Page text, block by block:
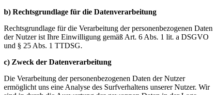
b) Rechtsgrundlage für die Datenverarbeitung
Rechtsgrundlage für die Verarbeitung der personenbezogenen Daten
der Nutzer ist Ihre Einwilligung gemäß Art. 6 Abs. 1 lit. a DSGVO
und § 25 Abs. 1 TTDSG.
c) Zweck der Datenverarbeitung
Die Verarbeitung der personenbezogenen Daten der Nutzer
ermöglicht uns eine Analyse des Surfverhaltens unserer Nutzer. Wir